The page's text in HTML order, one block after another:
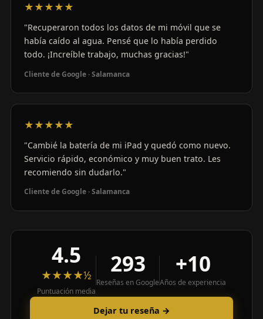
★★★★★
"Recuperaron todos los datos de mi móvil que se
había caído al agua. Pensé que lo había perdido
todo. ¡Increíble trabajo, muchas gracias!"
Cliente de Google · Salamanca
★★★★★
"Cambié la batería de mi iPad y quedó como nuevo.
Servicio rápido, económico y muy buen trato. Les
recomiendo sin dudarlo."
Cliente de Google · Salamanca
4.5
★★★★½
Puntuación media
293
Reseñas en Google
+10
Años de experiencia
Dejar tu reseña →